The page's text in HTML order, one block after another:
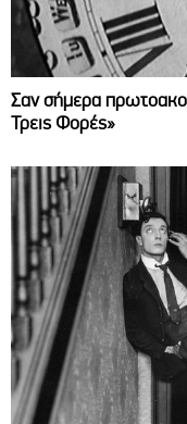
Σαν σήμερα
Τρεις Φορές»